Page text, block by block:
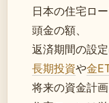
日本の住宅ロ
頭金の額、
返済期間の設
長期投資や金
将来の資金計